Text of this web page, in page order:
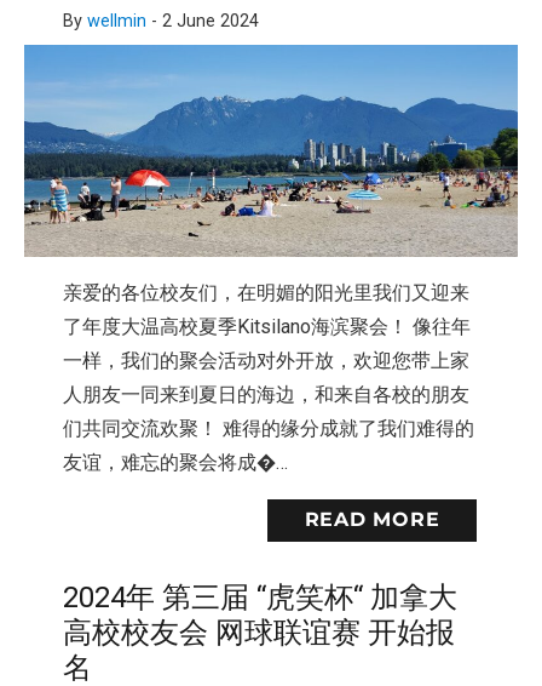
By wellmin - 2 June 2024
亲爱的各位校友们，在明媚的阳光里我们又迎来
了年度大温高校夏季Kitsilano海滨聚会！ 像往年
一样，我们的聚会活动对外开放，欢迎您带上家
人朋友一同来到夏日的海边，和来自各校的朋友
们共同交流欢聚！ 难得的缘分成就了我们难得的
友谊，难忘的聚会将成�…
READ MORE
2024年 第三届 “虎笑杯“ 加拿大
高校校友会 网球联谊赛 开始报
名